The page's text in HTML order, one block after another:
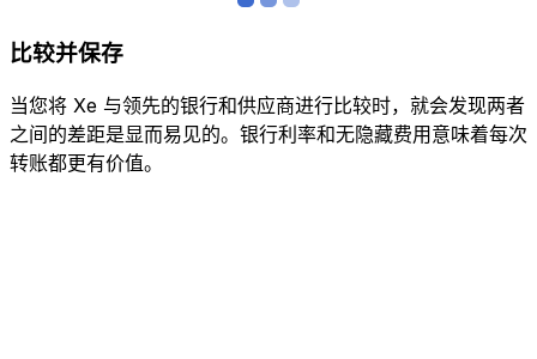
比较并保存
当您将 Xe 与领先的银行和供应商进行比较时，就会发现两者
之间的差距是显而易见的。银行利率和无隐藏费用意味着每次
转账都更有价值。